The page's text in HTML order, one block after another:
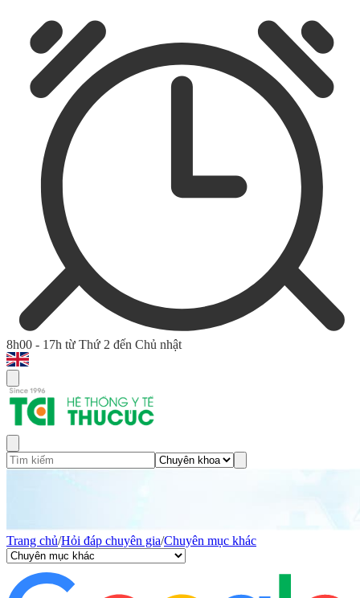
8h00 - 17h từ Thứ 2 đến Chủ nhật
Trang chủ/Hỏi đáp chuyên gia/Chuyên mục khác